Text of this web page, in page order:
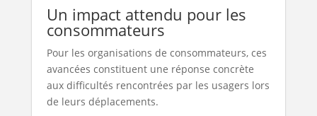
Un impact attendu pour les
consommateurs
Pour les organisations de consommateurs, ces
avancées constituent une réponse concrète
aux difficultés rencontrées par les usagers lors
de leurs déplacements.